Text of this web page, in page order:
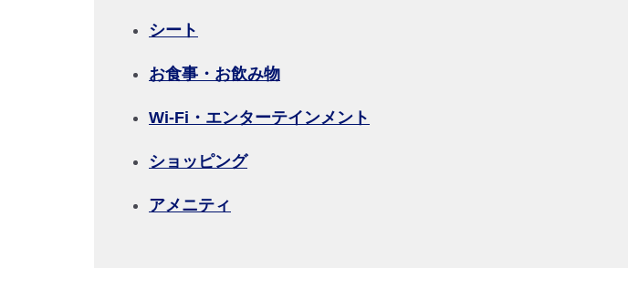
1人
・表示金額と空席状況は最新ではない場合があります。[検索する]ボタンより最新の空席照会結果をご
・「＊」は現在金額が確認できない都市・日付となります。空席照会結果画面にて最新の情報をご確認
シート
お食事・お飲み物
Wi-Fi・エンターテインメント
ショッピング
アメニティ